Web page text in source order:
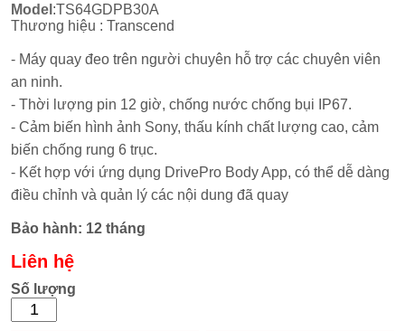
Model :TS64GDPB30A
Thương hiệu : Transcend
- Máy quay đeo trên người chuyên hỗ trợ các chuyên viên
an ninh.
- Thời lượng pin 12 giờ, chống nước chống bụi IP67.
- Cảm biến hình ảnh Sony, thấu kính chất lượng cao, cảm
biến chống rung 6 trục.
- Kết hợp với ứng dụng DrivePro Body App, có thể dễ dàng
điều chỉnh và quản lý các nội dung đã quay
Bảo hành: 12 tháng
Liên hệ
Số lượng